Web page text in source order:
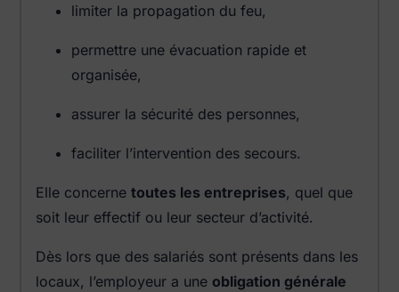
limiter la propagation du feu,
permettre une évacuation rapide et
organisée,
assurer la sécurité des personnes,
faciliter l’intervention des secours.
Elle concerne toutes les entreprises, quel que
soit leur effectif ou leur secteur d’activité.
Dès lors que des salariés sont présents dans les
locaux, l’employeur a une obligation générale